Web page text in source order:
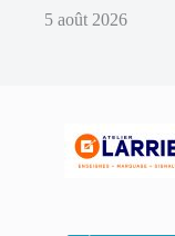
5 août 2026